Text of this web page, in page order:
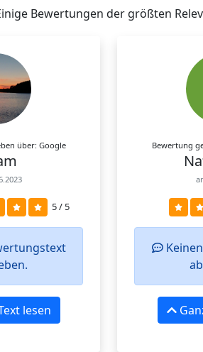
Bewertungen der größten
über: Google
5 / 5
lesen
Bewertung